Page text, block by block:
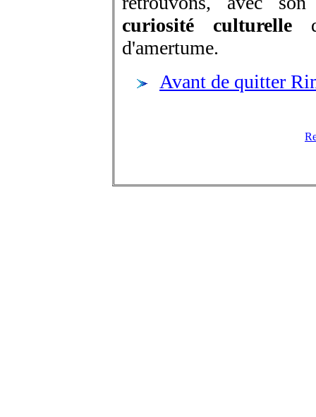
curiosité culturelle
d'amertume.
Avant de quitter